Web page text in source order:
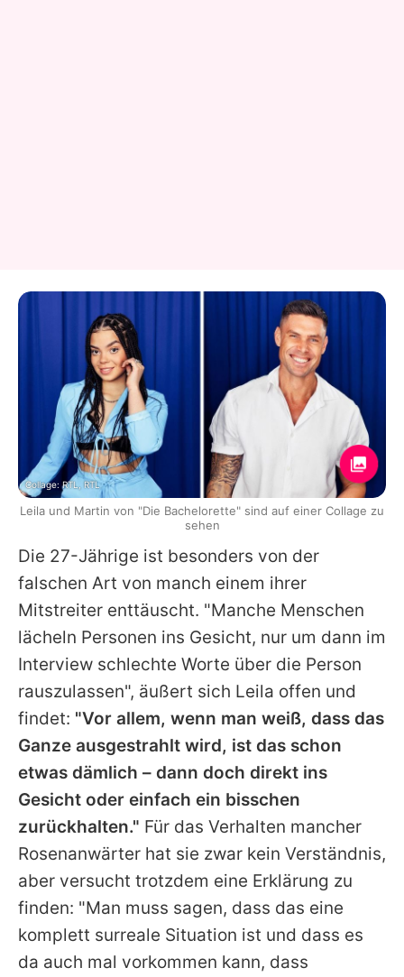
Die 27-Jährige ist besonders von der
falschen Art von manch einem ihrer
Mitstreiter enttäuscht. "Manche Menschen
lächeln Personen ins Gesicht, nur um dann im
Interview schlechte Worte über die Person
rauszulassen", äußert sich Leila offen und
findet: "Vor allem, wenn man weiß, dass das
Ganze ausgestrahlt wird, ist das schon
etwas dämlich – dann doch direkt ins
Gesicht oder einfach ein bisschen
zurückhalten." Für das Verhalten mancher
Rosenanwärter hat sie zwar kein Verständnis,
aber versucht trotzdem eine Erklärung zu
finden: "Man muss sagen, dass das eine
komplett surreale Situation ist und dass es
da auch mal vorkommen kann, dass
Collage: RTL, RTL
Leila und Martin von "Die Bachelorette" sind auf einer Collage zu
sehen